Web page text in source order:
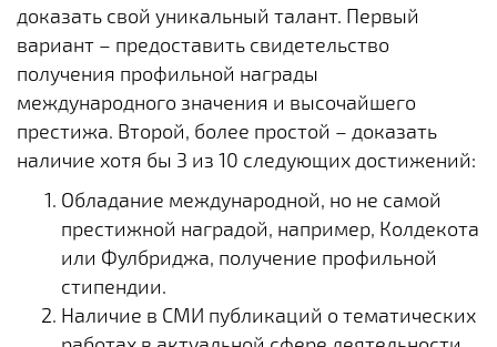
доказать свой уникальный талант. Первый
вариант – предоставить свидетельство
получения профильной награды
международного значения и высочайшего
престижа. Второй, более простой – доказать
наличие хотя бы 3 из 10 следующих достижений:
Обладание международной, но не самой
престижной наградой, например, Колдекота
или Фулбриджа, получение профильной
стипендии.
Наличие в СМИ публикаций о тематических